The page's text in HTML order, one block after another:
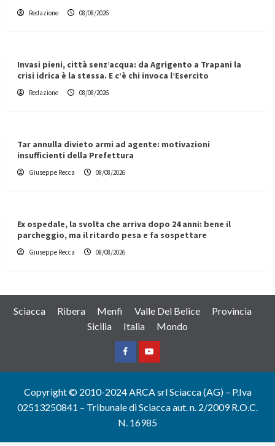
Redazione 08/08/2026
Invasi pieni, città senz’acqua: da Agrigento a Trapani la
crisi idrica è la stessa. E c’è chi invoca l’Esercito
Redazione 08/08/2026
Tar annulla divieto armi ad agente: motivazioni
insufficienti della Prefettura
Giuseppe Recca 08/08/2026
Ex ospedale, la svolta che arriva dopo 24 anni: bene il
parcheggio, ma il ritardo pesa e fa sospettare
Giuseppe Recca 08/08/2026
Sciacca Ribera Menfi Valle Del Belice
Provincia
Sicilia
Italia Mondo
FacebookYountube
Copyright © 2010-2024 ARCA srl Sciacca (AG) – P.Iva
02513250841 – Tribunale di Sciacca aut. n. 2/2009 R.O.C.
N. 16985